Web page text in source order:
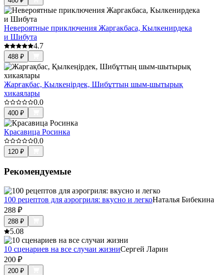
Невероятные приключения Жаргакбаса, Кылкенирдека
и Шибута
4.7
488 ₽
Жарғақбас, Қылкеңірдек, Шибұттың шым-шытырық
хикаялары
0.0
400 ₽
Красавица Росинка
0.0
120 ₽
Рекомендуемые
100 рецептов для аэрогриля: вкусно и легкоНаталья Бибекина
288 ₽
288 ₽
5.08
10 сценариев на все случаи жизниСергей Ларин
200 ₽
200 ₽